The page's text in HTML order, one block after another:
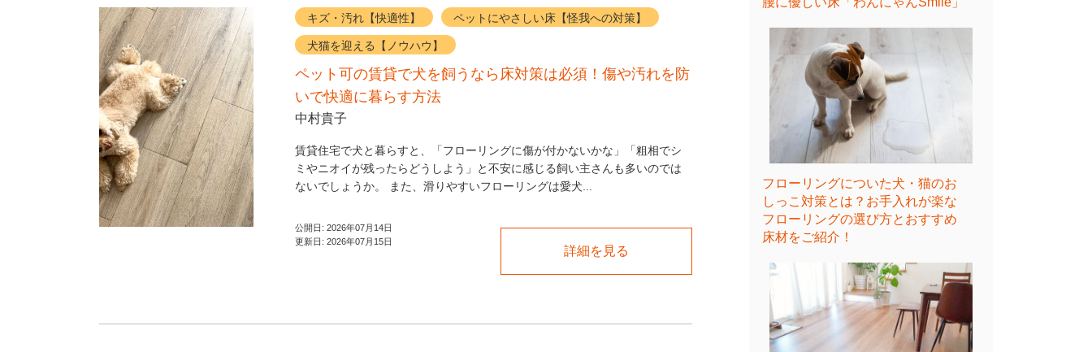
キズ・汚れ【快適性】 ペットにやさしい床【怪我への対策】
犬猫を迎える【ノウハウ】
ペット可の賃貸で犬を飼うなら床対策は必須！傷や汚れを防
いで快適に暮らす方法
中村貴子
賃貸住宅で犬と暮らすと、「フローリングに傷が付かないかな」「粗相でシ
ミやニオイが残ったらどうしよう」と不安に感じる飼い主さんも多いのでは
ないでしょうか。 また、滑りやすいフローリングは愛犬...
公開日: 2026年07月14日
更新日: 2026年07月15日
詳細を見る
フローリングについた犬・猫のお
しっこ対策とは？お手入れが楽な
フローリングの選び方とおすすめ
床材をご紹介！